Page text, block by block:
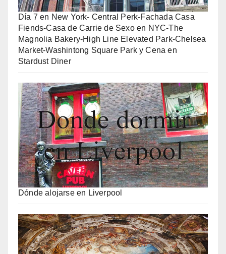
Día 7 en New York- Central Perk-Fachada Casa
Fiends-Casa de Carrie de Sexo en NYC-The
Magnolia Bakery-High Line Elevated Park-Chelsea
Market-Washintong Square Park y Cena en
Stardust Diner
Dónde alojarse en Liverpool